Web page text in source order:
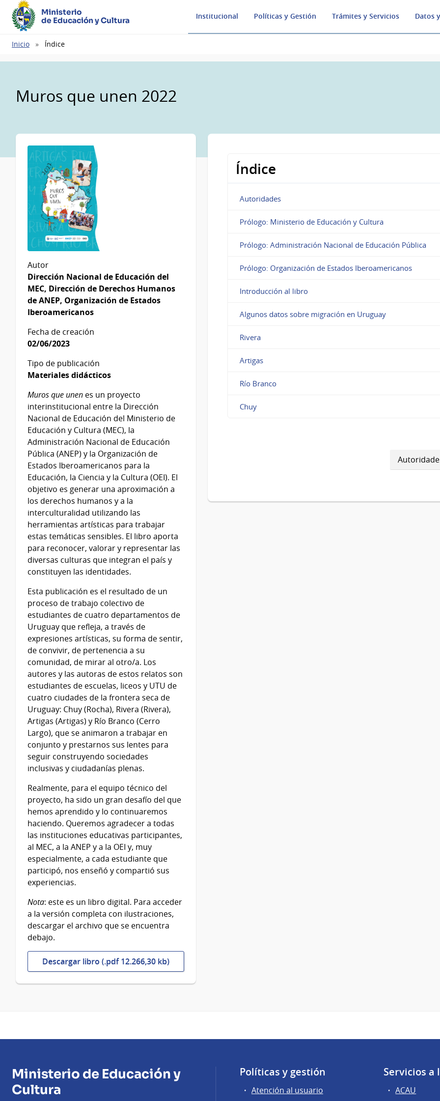
Ministerio
de Educación y Cultura
Institucional Políticas y Gestión Trámites y Servicios Datos
Ruta
Inicio Índice
Muros que unen 2022
Autor
Dirección Nacional de Educación del
MEC, Dirección de Derechos Humanos
de ANEP, Organización de Estados
Iberoamericanos
Fecha de creación
02/06/2023
Tipo de publicación
Materiales didácticos
Muros que unen es un proyecto
interinstitucional entre la Dirección
Nacional de Educación del Ministerio de
Educación y Cultura (MEC), la
Administración Nacional de Educación
Pública (ANEP) y la Organización de
Estados Iberoamericanos para la
Educación, la Ciencia y la Cultura (OEI). El
objetivo es generar una aproximación a
los derechos humanos y a la
interculturalidad utilizando las
herramientas artísticas para trabajar
estas temáticas sensibles. El libro aporta
para reconocer, valorar y representar las
diversas culturas que integran el país y
constituyen las identidades.
Esta publicación es el resultado de un
proceso de trabajo colectivo de
estudiantes de cuatro departamentos de
Uruguay que refleja, a través de
expresiones artísticas, su forma de sentir,
de convivir, de pertenencia a su
comunidad, de mirar al otro/a. Los
autores y las autoras de estos relatos son
estudiantes de escuelas, liceos y UTU de
cuatro ciudades de la frontera seca de
Uruguay: Chuy (Rocha), Rivera (Rivera),
Artigas (Artigas) y Río Branco (Cerro
Largo), que se animaron a trabajar en
conjunto y prestarnos sus lentes para
seguir construyendo sociedades
inclusivas y ciudadanías plenas.
Realmente, para el equipo técnico del
proyecto, ha sido un gran desafío del que
hemos aprendido y lo continuaremos
haciendo. Queremos agradecer a todas
las instituciones educativas participantes,
al MEC, a la ANEP y a la OEI y, muy
especialmente, a cada estudiante que
participó, nos enseñó y compartió sus
experiencias.
Nota: este es un libro digital. Para acceder
a la versión completa con ilustraciones,
descargar el archivo que se encuentra
debajo.
Descargar libro (.pdf 12.266,30 kb)
Índice
Autoridades
Prólogo: Ministerio de Educación y Cultura
Prólogo: Administración Nacional de Educación Pública
Prólogo: Organización de Estados Iberoamericanos
Introducción al libro
Algunos datos sobre migración en Uruguay
Rivera
Artigas
Río Branco
Chuy
Ministerio de Educación y
Cultura
Políticas y gestión
Atención al usuario
Servicios a
ACAU